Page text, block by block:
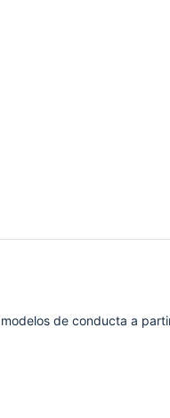
de conducta a